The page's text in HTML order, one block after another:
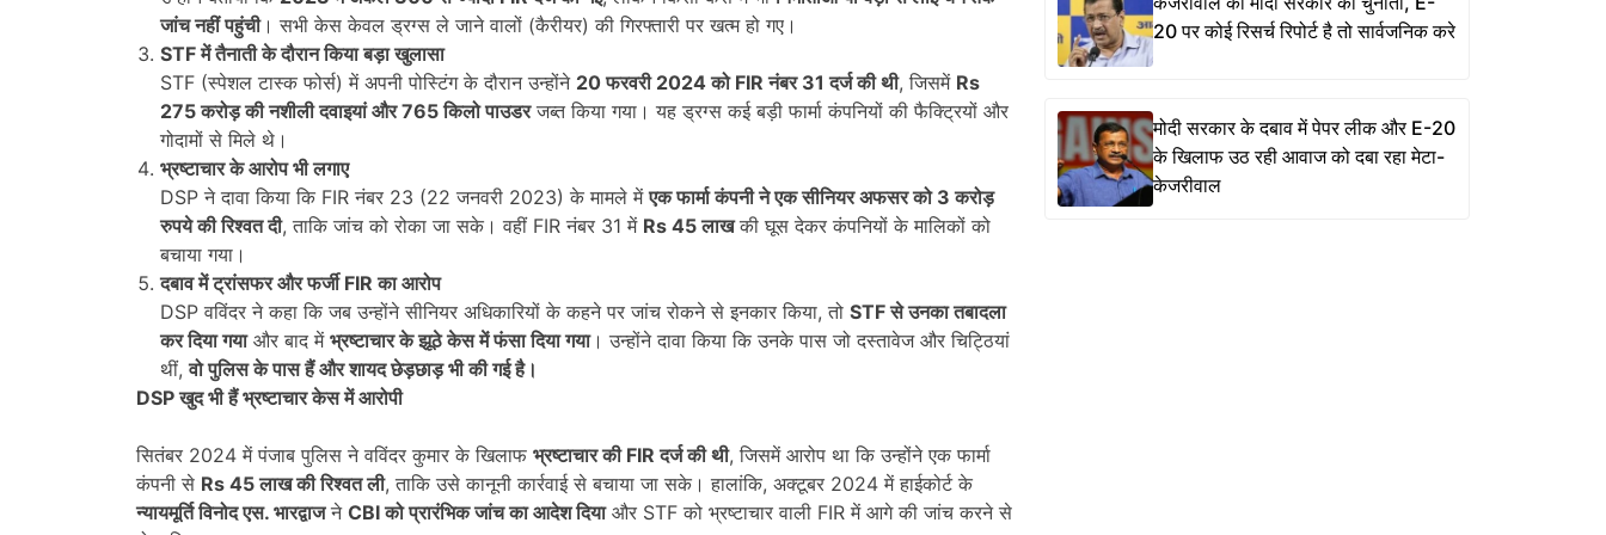
जांच नहीं पहुंची। सभी केस केवल ड्रग्स ले जाने वालों (कैरीयर) की गिरफ्तारी पर खत्म हो गए।
STFमें तैनाती के दौरान किया बड़ा खुलासा
STF (स्पेशल टास्क फोर्स) में अपनी पोस्टिंग के दौरान उन्होंने 20फरवरी 2024को FIRनंबर 31दर्ज की थी, जिसमें Rs
275करोड़ की नशीली दवाइयां और765किलो पाउडरजब्त किया गया। यह ड्रग्स कई बड़ी फार्मा कंपनियों की फैक्ट्रियों और
गोदामों से मिले थे।
भ्रष्टाचार के आरोप भी लगाए
DSP ने दावा किया कि FIR नंबर 23 (22 जनवरी 2023) के मामले मेंएक फार्मा कंपनी ने एक सीनियर अफसर को 3करोड़
रुपये की रिश्वत दी, ताकि जांच को रोका जा सके। वहीं FIR नंबर 31 में Rs 45लाखकी घूस देकर कंपनियों के मालिकों को
बचाया गया।
दबाव में ट्रांसफर और फर्जी FIRका आरोप
DSP वविंदर ने कहा कि जब उन्होंने सीनियर अधिकारियों के कहने पर जांच रोकने से इनकार किया, तो STFसे उनका तबादला
कर दिया गयाऔर बाद में भ्रष्टाचार के झूठे केस में फंसा दिया गया। उन्होंने दावा किया कि उनके पास जो दस्तावेज और चिट्ठियां
थीं,वो पुलिस के पास हैं और शायद छेड़छाड़ भी की गई है।
DSPखुद भी हैं भ्रष्टाचार केस में आरोपी
सितंबर 2024 में पंजाब पुलिस ने वविंदर कुमार के खिलाफ भ्रष्टाचार की FIRदर्ज की थी, जिसमें आरोप था कि उन्होंने एक फार्मा
कंपनी से Rs 45लाख की रिश्वत ली, ताकि उसे कानूनी कार्रवाई से बचाया जा सके। हालांकि, अक्टूबर 2024 में हाईकोर्ट के
न्यायमूर्ति विनोद एस. भारद्वाजने CBIको प्रारंभिक जांच का आदेश दियाऔर STF को भ्रष्टाचार वाली FIR में आगे की जांच करने से
20 पर कोई रिसर्च रिपोर्ट है तो सार्वजनिक करे
मोदी सरकार के दबाव में पेपर लीक और E-20
के खिलाफ उठ रही आवाज को दबा रहा मेटा-
केजरीवाल